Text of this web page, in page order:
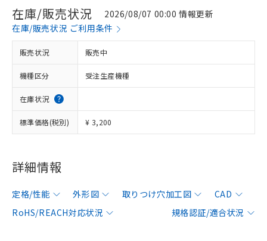
在庫/販売状況
2026/08/07 00:00 情報更新
在庫/販売状況 ご利用条件
販売状況 販売中
機種区分 受注生産機種
在庫状況
標準価格(税別) ¥ 3,200
詳細情報
定格/性能 外形図 取りつけ穴加工図
CAD
RoHS/REACH対応状況
規格認証/適合状況